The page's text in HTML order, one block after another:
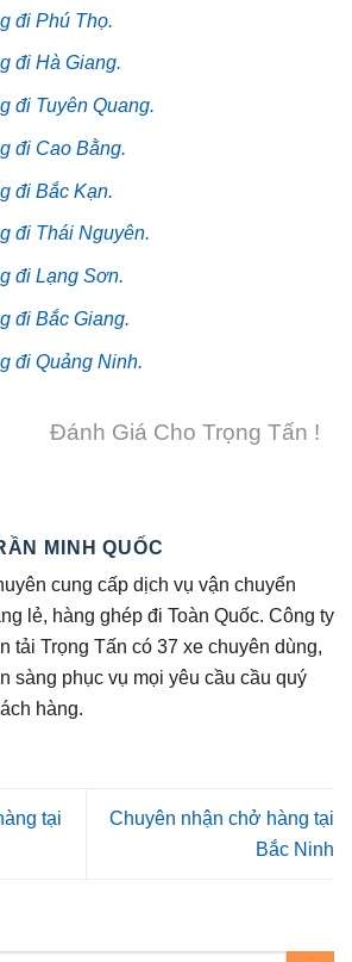
đi Phú Thọ.
đi Hà Giang.
đi Tuyên Quang.
đi Cao Bằng.
đi Bắc Kạn.
đi Thái Nguyên.
đi Lạng Sơn.
đi Bắc Giang.
đi Quảng Ninh.
Đánh Giá Cho Trọng Tấn !
MINH QUỐC
cung cấp dịch vụ vận chuyển
lẻ, hàng ghép đi Toàn Quốc. Công ty
tải Trọng Tấn có 37 xe chuyên dùng,
sàng phục vụ mọi yêu cầu cầu quý
hàng.
tại
Chuyên nhận chở hàng tại
Bắc Ninh